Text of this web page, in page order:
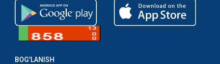
BOG'LANISH